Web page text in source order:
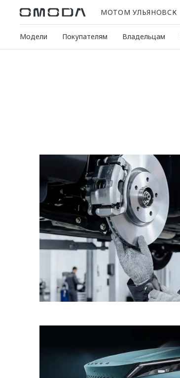
МОТОМ УЛЬЯНОВСК
Модели Покупателям Владельцам